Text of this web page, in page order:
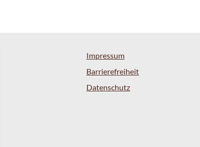
Impressum
Barrierefreiheit
Datenschutz